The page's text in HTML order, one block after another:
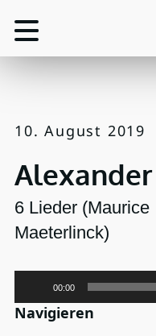
10. August 2019
6 Lieder (Maurice
Maeterlinck)
00:00
Navigieren